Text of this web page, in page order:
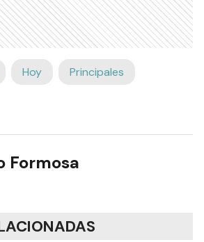
Hoy Principales
Formosa